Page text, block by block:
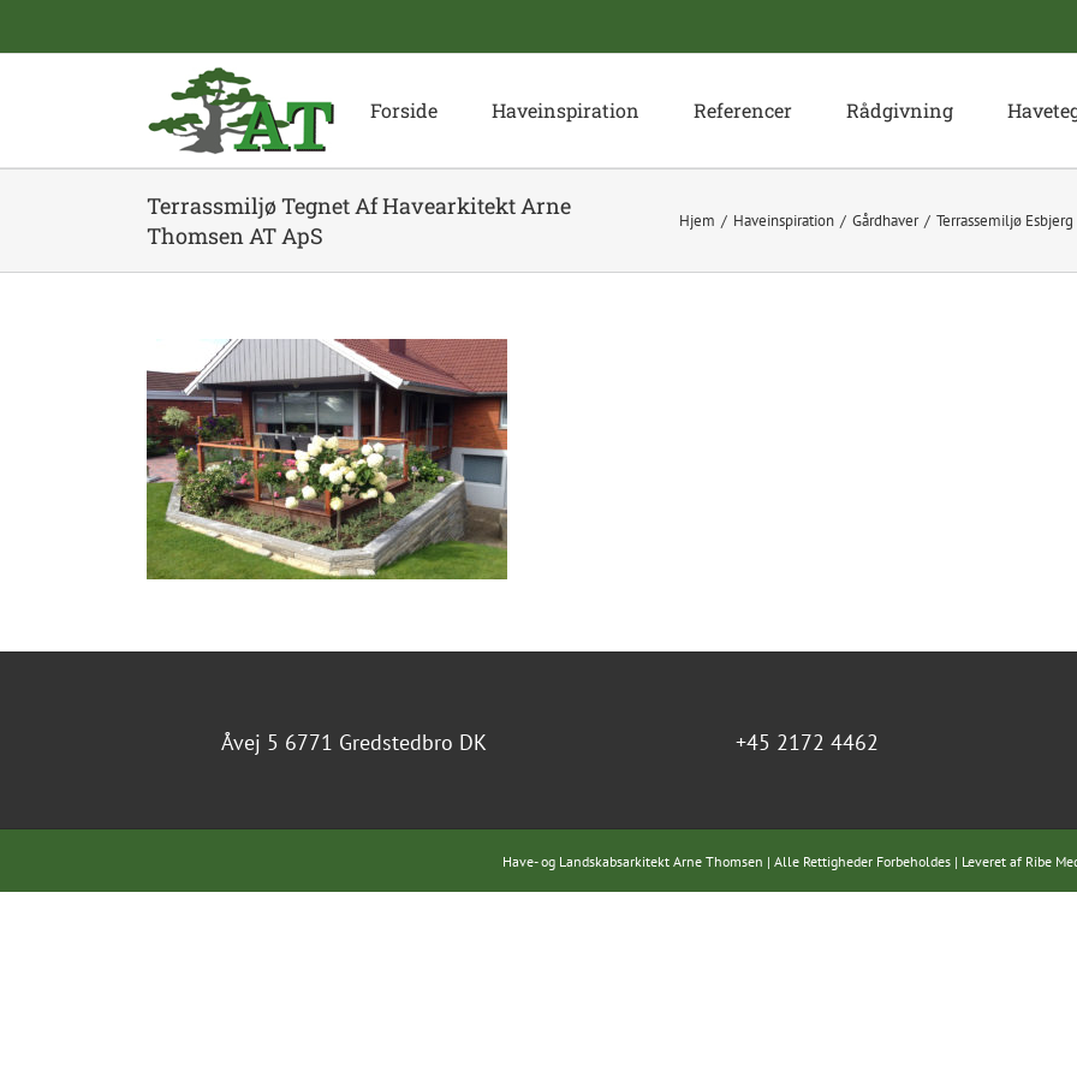
content
Forside Haveinspiration Referencer Rådgivning
Terrassmiljø Tegnet Af Havearkitekt Arne
Thomsen AT ApS
Hjem Haveinspiration Gårdhaver Terrassemiljø Esbjerg
Åvej 5 6771 Gredstedbro DK +45 2172 4462
Have- og Landskabsarkitekt Arne Thomsen | Alle Rettigheder Forbeholdes | Leveret af Ribe